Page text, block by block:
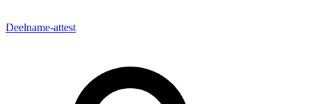
Deelname-attest